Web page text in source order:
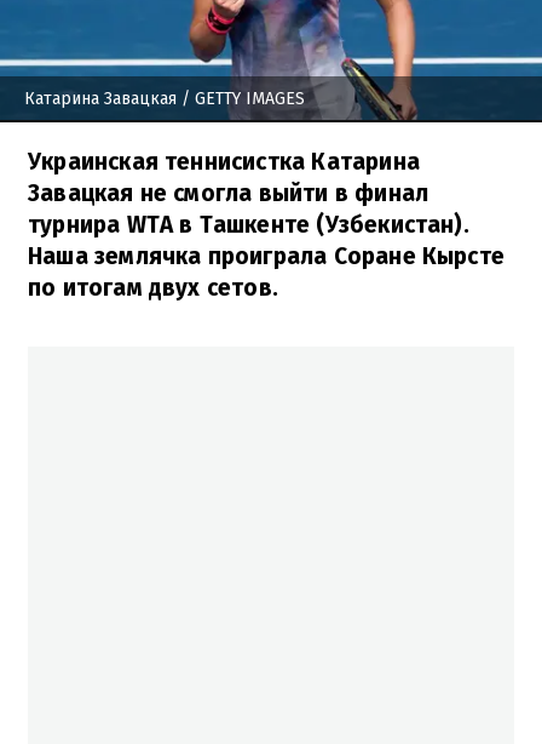
Катарина Завацкая / GETTY IMAGES
Украинская теннисистка Катарина
Завацкая не смогла выйти в финал
турнира WTA в Ташкенте (Узбекистан).
Наша землячка проиграла Соране Кырсте
по итогам двух сетов.